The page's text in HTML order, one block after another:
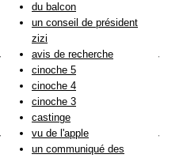
du balcon
un conseil de président
zizi
avis de recherche
cinoche 5
cinoche 4
cinoche 3
castinge
vu de l'apple
un communiqué des